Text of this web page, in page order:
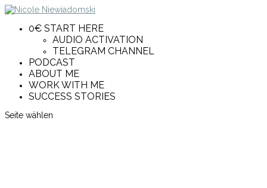
0€ START HERE
AUDIO ACTIVATION
TELEGRAM CHANNEL
PODCAST
ABOUT ME
WORK WITH ME
SUCCESS STORIES
Seite wählen